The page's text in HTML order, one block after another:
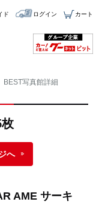
ド ログイン カート
BEST写真館詳細
へ
AME サーキ